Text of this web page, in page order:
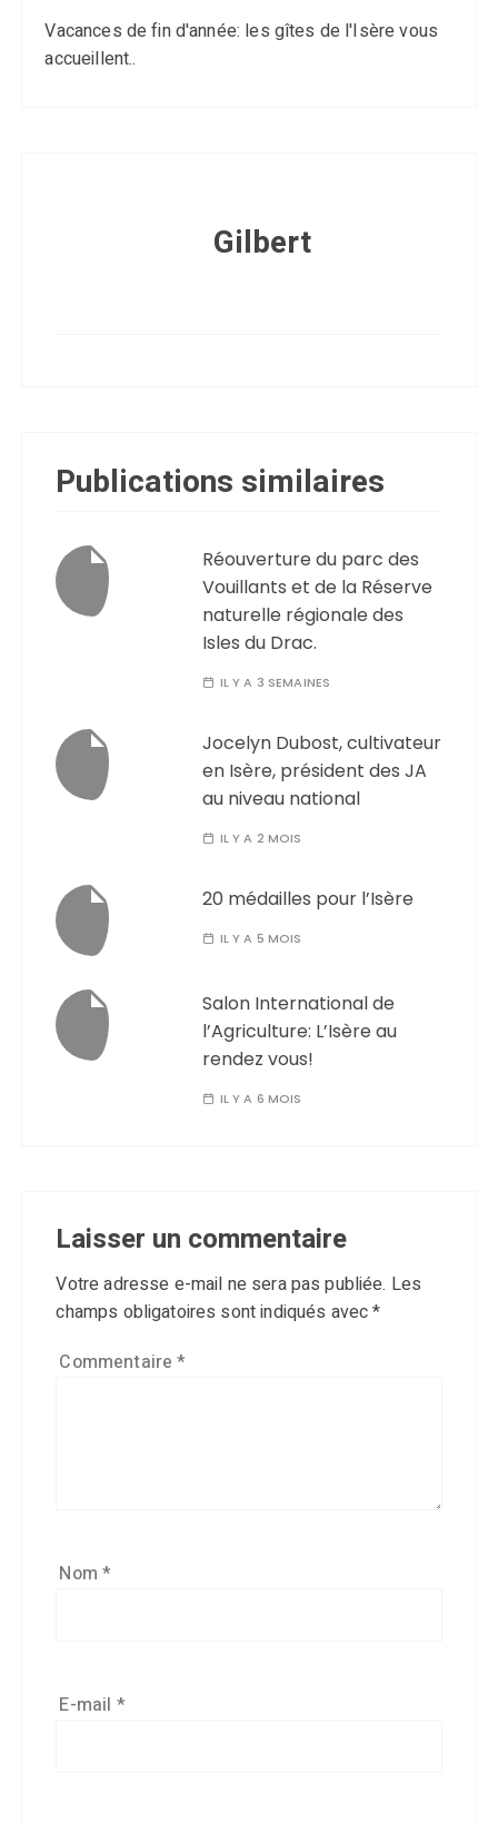
Vacances de fin d'année: les gîtes de l'Isère vous
accueillent..
Gilbert
Publications similaires
Réouverture du parc des
Vouillants et de la Réserve
naturelle régionale des
Isles du Drac.
IL Y A 3 SEMAINES
Jocelyn Dubost, cultivateur
en Isère, président des JA
au niveau national
IL Y A 2 MOIS
20 médailles pour l’Isère
IL Y A 5 MOIS
Salon International de
l’Agriculture: L’Isère au
rendez vous!
IL Y A 6 MOIS
Laisser un commentaire
Votre adresse e-mail ne sera pas publiée. Les
champs obligatoires sont indiqués avec*
Commentaire*
Nom*
E-mail *